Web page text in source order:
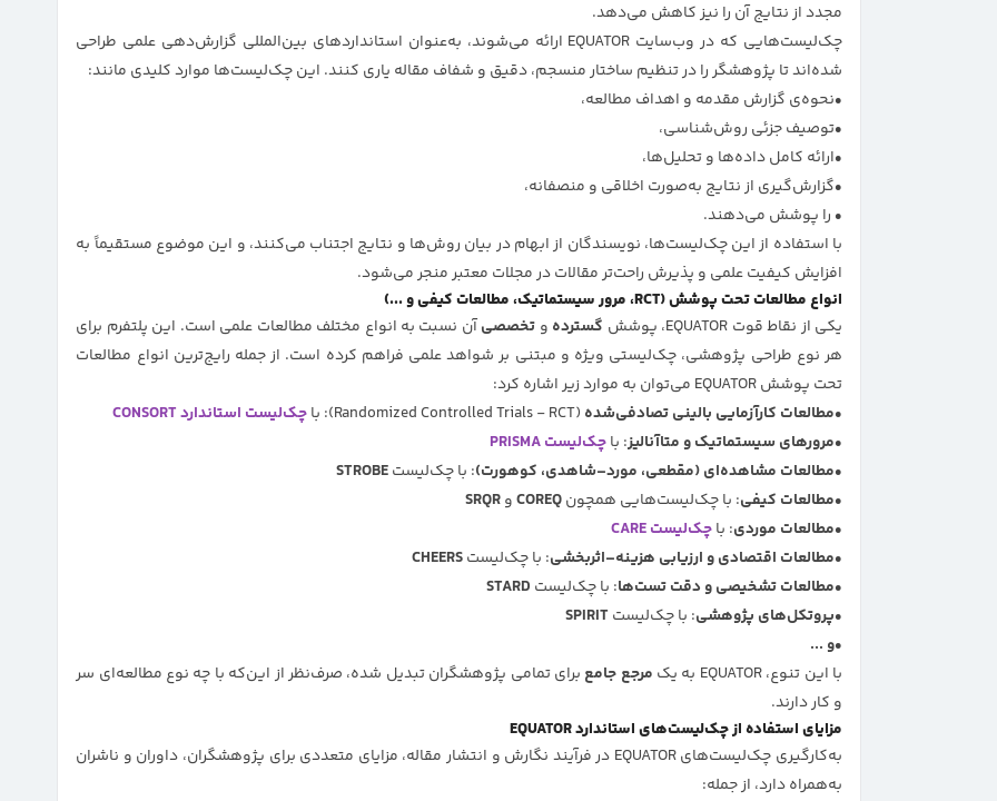
مجدد از نتایج آن را نیز کاهش می‌دهد.
چک‌لیست‌هایی که در وب‌سایت EQUATOR ارائه می‌شوند، به‌عنوان استانداردهای بین‌المللی گزارش‌دهی علمی طراحی
شده‌اند تا پژوهشگر را در تنظیم ساختار منسجم، دقیق و شفاف مقاله یاری کنند. این چک‌لیست‌ها موارد کلیدی مانند:
نحوه‌ی گزارش مقدمه و اهداف مطالعه،
توصیف جزئی روش‌شناسی،
ارائه کامل داده‌ها و تحلیل‌ها،
گزارش‌گیری از نتایج به‌صورت اخلاقی و منصفانه،
را پوشش می‌دهند.
با استفاده از این چک‌لیست‌ها، نویسندگان از ابهام در بیان روش‌ها و نتایج اجتناب می‌کنند، و این موضوع مستقیماً به
افزایش کیفیت علمی و پذیرش راحت‌تر مقالات در مجلات معتبر منجر می‌شود.
انواع مطالعات تحت پوشش (RCT، مرور سیستماتیک، مطالعات کیفی و ...)
یکی از نقاط قوت EQUATOR، پوشش
گسترده و تخصصیآن نسبت به انواع مختلف مطالعات علمی است. این پلتفرم برای
هر نوع طراحی پژوهشی، چک‌لیستی ویژه و مبتنی بر شواهد علمی فراهم کرده است. از جمله رایج‌ترین انواع مطالعات
تحت پوشش EQUATOR می‌توان به موارد زیر اشاره کرد:
مطالعات کارآزمایی بالینی تصادفی‌شده (Randomized Controlled Trials - RCT): با چک‌لیست استانداردCONSORT
مرورهای سیستماتیک و متاآنالیز: باچک‌لیستPRISMA
مطالعات مشاهده‌ای (مقطعی، مورد–شاهدی، کوهورت): با چک‌لیستSTROBE
مطالعات کیفی: با چک‌لیست‌هایی همچونCOREQوSRQR
مطالعات موردی: باچک‌لیستCARE
مطالعات اقتصادی و ارزیابی هزینه–اثربخشی: با چک‌لیستCHEERS
مطالعات تشخیصی و دقت تست‌ها: با چک‌لیست STARD
پروتکل‌های پژوهشی: با چک‌لیست SPIRIT
و ...
با این تنوع، EQUATOR به یک
مرجع جامع برای تمامی پژوهشگران تبدیل شده، صرف‌نظر از این‌که با چه نوع مطالعه‌ای سر
و کار دارند.
مزایای استفاده از چک‌لیست‌های استاندارد EQUATOR
به‌کارگیری چک‌لیست‌های EQUATOR در فرآیند نگارش و انتشار مقاله، مزایای متعددی برای پژوهشگران، داوران و ناشران
به‌همراه دارد، از جمله: